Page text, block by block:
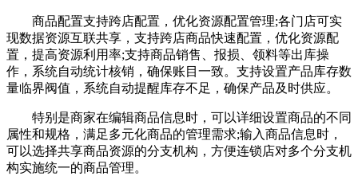
商品配置支持跨店配置，优化资源配置管理;各门店可实
现数据资源互联共享，支持跨店商品快速配置，优化资源配
置，提高资源利用率;支持商品销售、报损、领料等出库操
作，系统自动统计核销，确保账目一致。支持设置产品库存数
量临界阀值，系统自动提醒库存不足，确保产品及时供应。
特别是商家在编辑商品信息时，可以详细设置商品的不同
属性和规格，满足多元化商品的管理需求;输入商品信息时，
可以选择共享商品资源的分支机构，方便连锁店对多个分支机
构实施统一的商品管理。